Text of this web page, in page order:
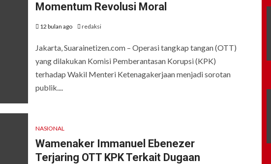
Momentum Revolusi Moral
12 bulan ago redaksi
Jakarta, Suarainetizen.com – Operasi tangkap tangan (OTT)
yang dilakukan Komisi Pemberantasan Korupsi (KPK)
terhadap Wakil Menteri Ketenagakerjaan menjadi sorotan
publik....
NASIONAL
Wamenaker Immanuel Ebenezer
Terjaring OTT KPK Terkait Dugaan